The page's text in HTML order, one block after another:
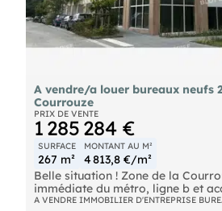
A vendre/a louer bureaux neufs
Courrouze
PRIX DE VENTE
1 285 284 €
SURFACE
267 m²
MONTANT AU M²
4 813,8 €/m²
Belle situation ! Zone de la
immédiate du métro, ligne b et
immédiat. Dans un immeuble
A VENDRE IMMOBILIER D'ENTREPRISE